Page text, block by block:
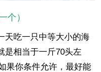
个）
天吃一只中等大小的海
是相当于一斤70头左
果你条件允许，最好能